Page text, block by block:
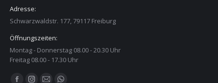
Adresse:
Schwarzwaldstr. 177, 79117 Freiburg
Öffnungszeiten:
Montag - Donnerstag 08.00 - 20.30 Uhr
Freitag 08.00 - 17.30 Uhr
Finden Sie uns auf: